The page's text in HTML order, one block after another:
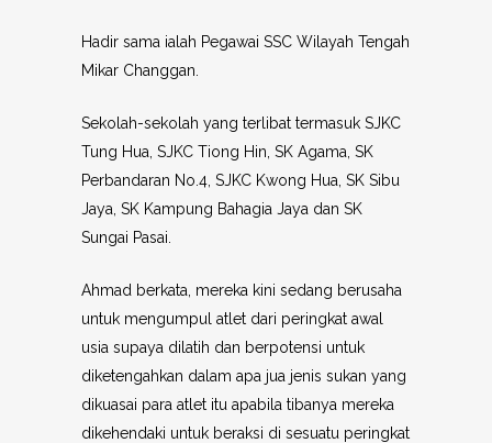
Hadir sama ialah Pegawai SSC Wilayah Tengah
Mikar Changgan.
Sekolah-sekolah yang terlibat termasuk SJKC
Tung Hua, SJKC Tiong Hin, SK Agama, SK
Perbandaran No.4, SJKC Kwong Hua, SK Sibu
Jaya, SK Kampung Bahagia Jaya dan SK
Sungai Pasai.
Ahmad berkata, mereka kini sedang berusaha
untuk mengumpul atlet dari peringkat awal
usia supaya dilatih dan berpotensi untuk
diketengahkan dalam apa jua jenis sukan yang
dikuasai para atlet itu apabila tibanya mereka
dikehendaki untuk beraksi di sesuatu peringkat